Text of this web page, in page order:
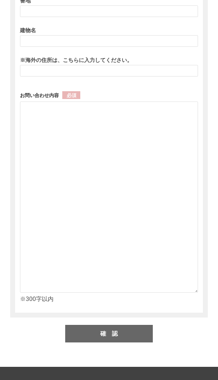
建物名
※海外の住所は、こちらに入力してください。
お問い合わせ内容 必須
※300字以内
確 認